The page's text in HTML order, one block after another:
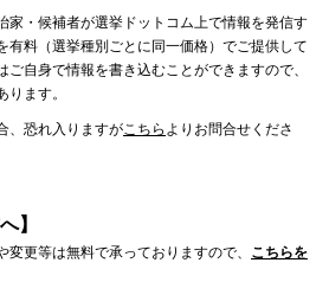
・候補者が選挙ドットコム上で情報を発信す
有料（選挙種別ごとに同一価格）でご提供して
自身で情報を書き込むことができますので、
ます。
、恐れ入りますがこちら よりお問合せくださ
】
更等は無料で承っておりますので、 こちらを